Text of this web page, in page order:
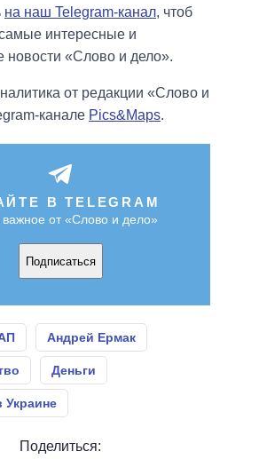
на наш Telegram-канал, чтоб
интересные и
новости «Слово и дело».
от редакции «Слово и
канале Pics&Maps.
В TELEGRAM
от «Слово и дело»
Подписаться
Андрей Ермак
Деньги
Украине
Поделиться: